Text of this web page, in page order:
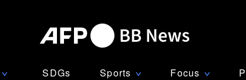
∨ SDGs Sports ∨ Focus ∨